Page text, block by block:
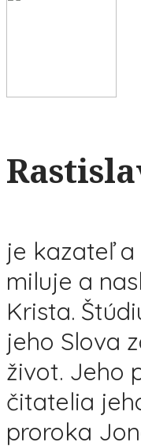
je kazateľ
miluje a
Krista.
jeho Slova
život. Jeho
čitatelia
proroka